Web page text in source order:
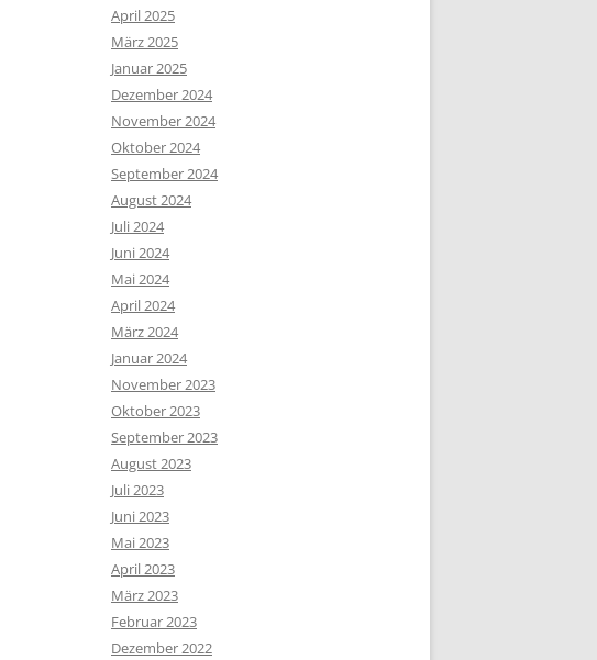
April 2025
März 2025
Januar 2025
Dezember 2024
November 2024
Oktober 2024
September 2024
August 2024
Juli 2024
Juni 2024
Mai 2024
April 2024
März 2024
Januar 2024
November 2023
Oktober 2023
September 2023
August 2023
Juli 2023
Juni 2023
Mai 2023
April 2023
März 2023
Februar 2023
Dezember 2022